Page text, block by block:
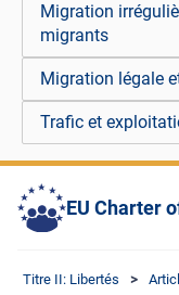
Migration
migrants
Migration légale
Trafic et
EU Charter
Titre II: Libertés